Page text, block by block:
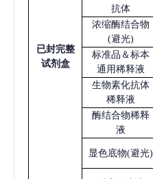
已封完整
试剂盒
抗体
浓缩酶结合物
(避光)
标准品＆标本
通用稀释液
生物素化抗体
稀释液
酶结合物稀释
液
显色底物(避光)